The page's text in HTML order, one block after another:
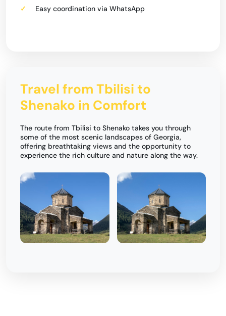
Easy coordination via WhatsApp
Travel from Tbilisi to
Shenako in Comfort
The route from Tbilisi to Shenako takes you through
some of the most scenic landscapes of Georgia,
offering breathtaking views and the opportunity to
experience the rich culture and nature along the way.